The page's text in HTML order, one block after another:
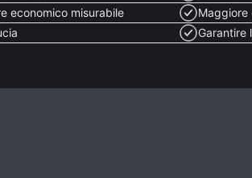
economico misurabile
Garantire